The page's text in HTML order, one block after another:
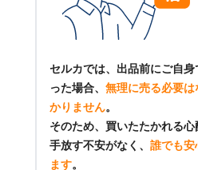
セルカでは、出品前にご自
った場合、 無理に売る必要
かりません。
そのため、買いたたかれる
手放す不安がなく、 誰でも安
ます。